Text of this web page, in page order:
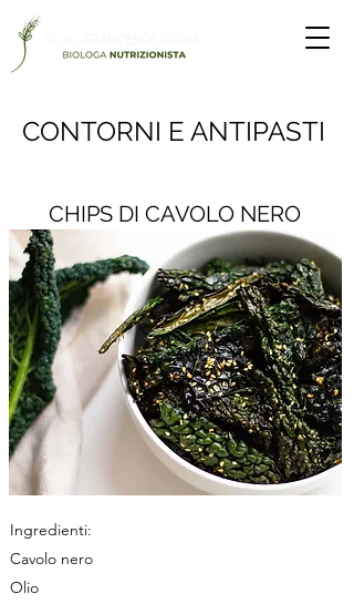
CONTORNI E ANTIPASTI
CHIPS DI CAVOLO NERO
Ingredienti:
Cavolo nero
Olio